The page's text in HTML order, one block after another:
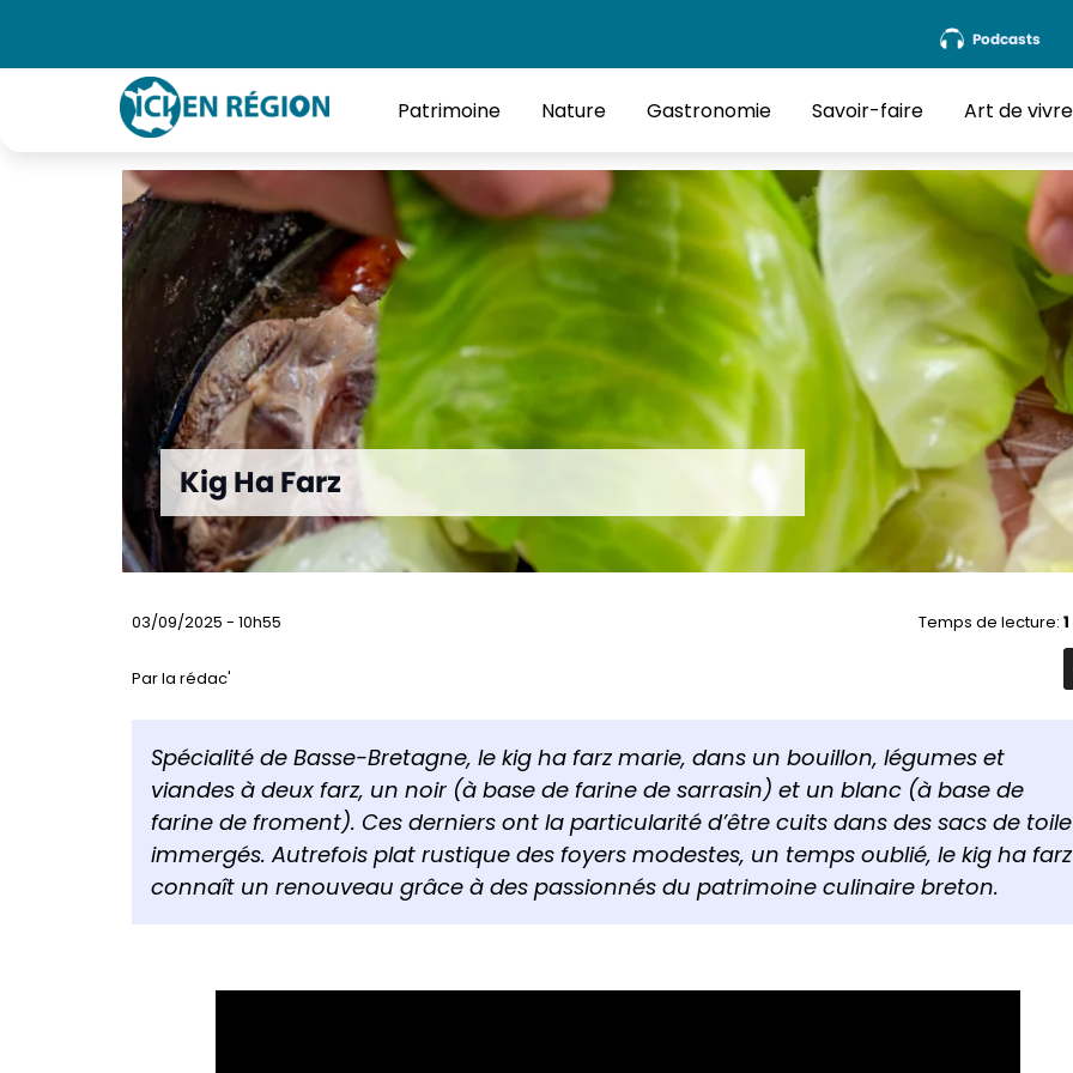
Podcasts
Patrimoine Nature Gastronomie Savoir-faire Art de vivre
Kig Ha Farz
03/09/2025 - 10h55 Temps de lecture:
Par la rédac'
Spécialité de Basse-Bretagne, le kig ha farz marie, dans un bouillon, légumes et
viandes à deux farz, un noir (à base de farine de sarrasin) et un blanc (à base de
farine de froment). Ces derniers ont la particularité d’être cuits dans des sacs de toile
immergés. Autrefois plat rustique des foyers modestes, un temps oublié, le kig ha farz
connaît un renouveau grâce à des passionnés du patrimoine culinaire breton.